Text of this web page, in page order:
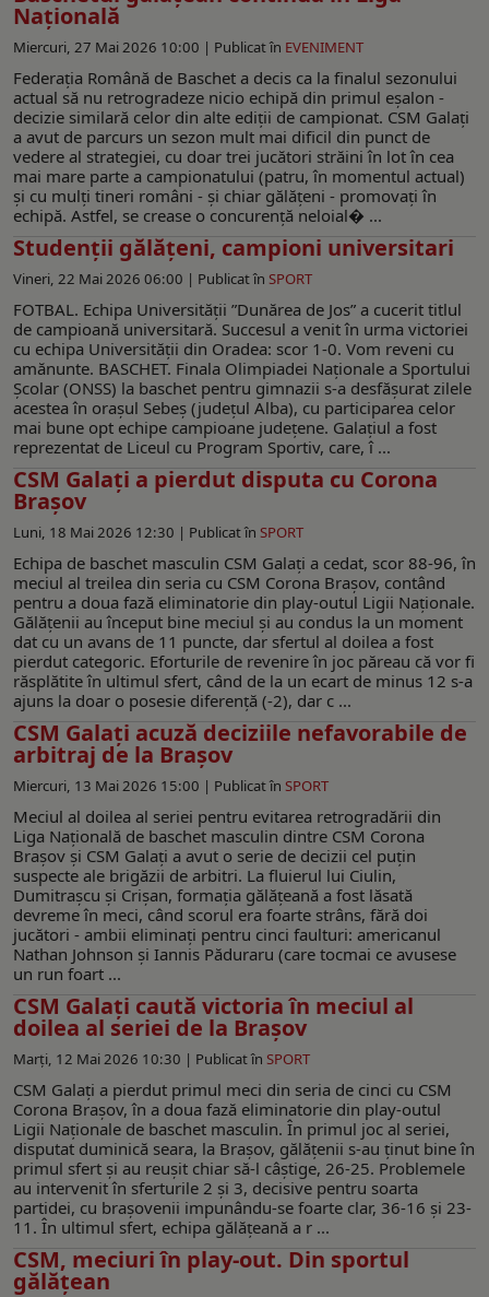
Națională
Miercuri, 27 Mai 2026 10:00 | Publicat în EVENIMENT
Federația Română de Baschet a decis ca la finalul sezonului
actual să nu retrogradeze nicio echipă din primul eșalon -
decizie similară celor din alte ediții de campionat. CSM Galați
a avut de parcurs un sezon mult mai dificil din punct de
vedere al strategiei, cu doar trei jucători străini în lot în cea
mai mare parte a campionatului (patru, în momentul actual)
și cu mulți tineri români - și chiar gălățeni - promovați în
echipă. Astfel, se crease o concurență neloial� ...
Studenții gălățeni, campioni universitari
Vineri, 22 Mai 2026 06:00 | Publicat în SPORT
FOTBAL. Echipa Universității ”Dunărea de Jos” a cucerit titlul
de campioană universitară. Succesul a venit în urma victoriei
cu echipa Universităţii din Oradea: scor 1-0. Vom reveni cu
amănunte. BASCHET. Finala Olimpiadei Naționale a Sportului
Școlar (ONSS) la baschet pentru gimnazii s-a desfășurat zilele
acestea în orașul Sebeș (județul Alba), cu participarea celor
mai bune opt echipe campioane județene. Galațiul a fost
reprezentat de Liceul cu Program Sportiv, care, î ...
CSM Galați a pierdut disputa cu Corona
Brașov
Luni, 18 Mai 2026 12:30 | Publicat în SPORT
Echipa de baschet masculin CSM Galați a cedat, scor 88-96, în
meciul al treilea din seria cu CSM Corona Brașov, contând
pentru a doua fază eliminatorie din play-outul Ligii Naționale.
Gălățenii au început bine meciul și au condus la un moment
dat cu un avans de 11 puncte, dar sfertul al doilea a fost
pierdut categoric. Eforturile de revenire în joc păreau că vor fi
răsplătite în ultimul sfert, când de la un ecart de minus 12 s-a
ajuns la doar o posesie diferență (-2), dar c ...
CSM Galați acuză deciziile nefavorabile de
arbitraj de la Braşov
Miercuri, 13 Mai 2026 15:00 | Publicat în SPORT
Meciul al doilea al seriei pentru evitarea retrogradării din
Liga Națională de baschet masculin dintre CSM Corona
Brașov și CSM Galați a avut o serie de decizii cel puțin
suspecte ale brigăzii de arbitri. La fluierul lui Ciulin,
Dumitrașcu și Crișan, formația gălățeană a fost lăsată
devreme în meci, când scorul era foarte strâns, fără doi
jucători - ambii eliminați pentru cinci faulturi: americanul
Nathan Johnson și Iannis Păduraru (care tocmai ce avusese
un run foart ...
CSM Galați caută victoria în meciul al
doilea al seriei de la Brașov
Marți, 12 Mai 2026 10:30 | Publicat în SPORT
CSM Galați a pierdut primul meci din seria de cinci cu CSM
Corona Brașov, în a doua fază eliminatorie din play-outul
Ligii Naționale de baschet masculin. În primul joc al seriei,
disputat duminică seara, la Brașov, gălățenii s-au ținut bine în
primul sfert și au reușit chiar să-l câștige, 26-25. Problemele
au intervenit în sferturile 2 și 3, decisive pentru soarta
partidei, cu brașovenii impunându-se foarte clar, 36-16 și 23-
11. În ultimul sfert, echipa gălățeană a r ...
CSM, meciuri în play-out. Din sportul
gălățean